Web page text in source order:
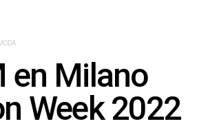
en Milano
Week 2022